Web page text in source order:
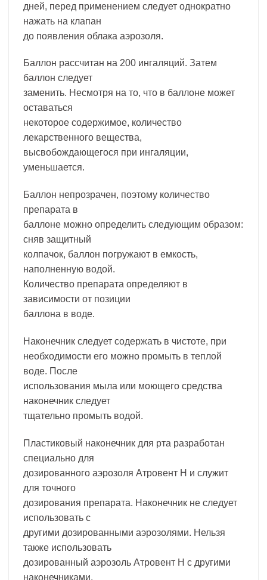
дней, перед применением следует однократно
нажать на клапан
до появления облака аэрозоля.
Баллон рассчитан на 200 ингаляций. Затем
баллон следует
заменить. Несмотря на то, что в баллоне может
оставаться
некоторое содержимое, количество
лекарственного вещества,
высвобождающегося при ингаляции,
уменьшается.
Баллон непрозрачен, поэтому количество
препарата в
баллоне можно определить следующим образом:
сняв защитный
колпачок, баллон погружают в емкость,
наполненную водой.
Количество препарата определяют в
зависимости от позиции
баллона в воде.
Наконечник следует содержать в чистоте, при
необходимости его можно промыть в теплой
воде. После
использования мыла или моющего средства
наконечник следует
тщательно промыть водой.
Пластиковый наконечник для рта разработан
специально для
дозированного аэрозоля Атровент Н и служит
для точного
дозирования препарата. Наконечник не следует
использовать с
другими дозированными аэрозолями. Нельзя
также использовать
дозированный аэрозоль Атровент Н с другими
наконечниками.